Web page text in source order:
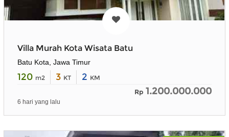
Villa Murah Kota Wisata Batu
Batu Kota, Jawa Timur
120 m2 3 KT 2 KM
Rp 1.200.000.000
6 hari yang lalu